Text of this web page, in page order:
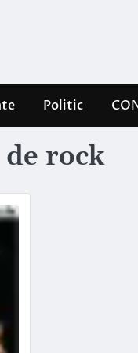
Politic
de rock